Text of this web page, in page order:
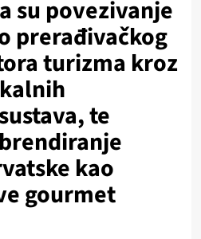
su povezivanje
prerađivačkog
turizma kroz
te
kao
gourmet